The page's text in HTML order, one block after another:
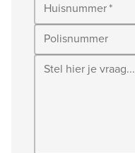
Huisnummer*
Polisnummer
Stel hier je vraag...